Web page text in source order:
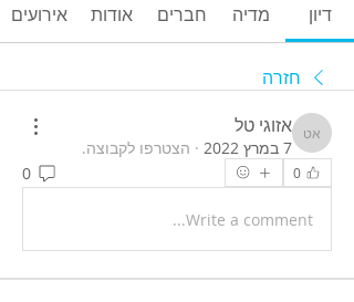
דיון מדיה חברים אודות אירועים
חזרה
אזוגי טל
אזוגי טל
7 במרץ 2022 · הצטרפו לקבוצה.
0
0
Write a comment...